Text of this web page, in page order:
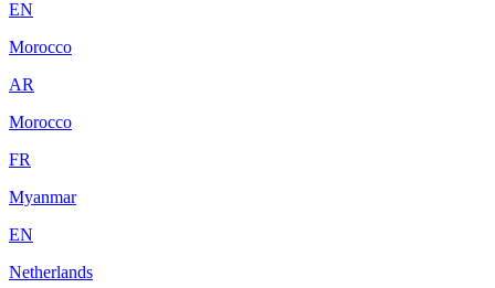
EN
Morocco
AR
Morocco
FR
Myanmar
EN
Netherlands